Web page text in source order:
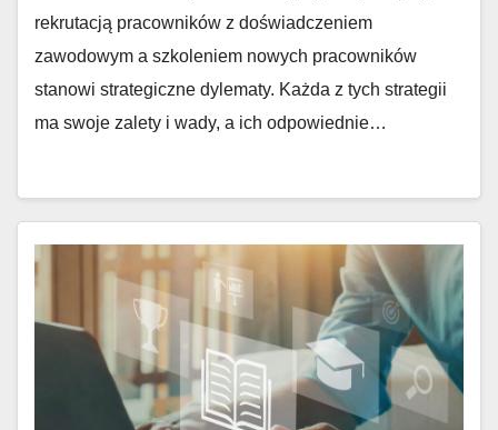
rekrutacją pracowników z doświadczeniem
zawodowym a szkoleniem nowych pracowników
stanowi strategiczne dylematy. Każda z tych strategii
ma swoje zalety i wady, a ich odpowiednie…